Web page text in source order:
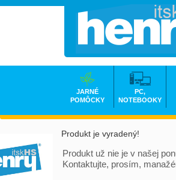
Produkt je vyradený!
Produkt už nie je v našej
Kontaktujte, prosím,
JARNÉ
POMÔCKY
PC,
NOTEBOOKY